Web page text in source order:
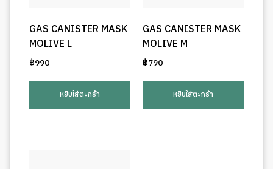
GAS CANISTER MASK
MOLIVE L
฿990
หยิบใส่ตะกร้า
GAS CANISTER MASK
MOLIVE M
฿790
หยิบใส่ตะกร้า